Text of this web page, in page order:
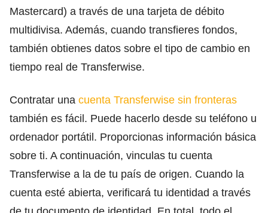
Mastercard) a través de una tarjeta de débito
multidivisa. Además, cuando transfieres fondos,
también obtienes datos sobre el tipo de cambio en
tiempo real de Transferwise.
Contratar una cuenta Transferwise sin fronteras
también es fácil. Puede hacerlo desde su teléfono u
ordenador portátil. Proporcionas información básica
sobre ti. A continuación, vinculas tu cuenta
Transferwise a la de tu país de origen. Cuando la
cuenta esté abierta, verificará tu identidad a través